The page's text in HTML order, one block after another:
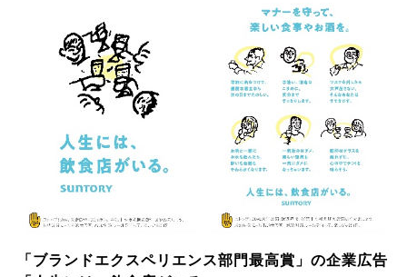
「ブランドエクスペリエンス部門最高賞」の企業広告